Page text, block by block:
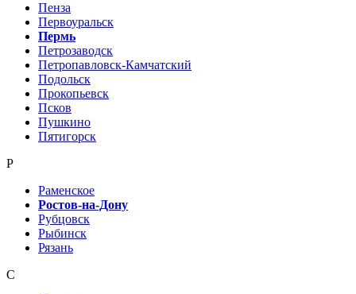
Пенза
Первоуральск
Пермь
Петрозаводск
Петропавловск-Камчатский
Подольск
Прокопьевск
Псков
Пушкино
Пятигорск
Р
Раменское
Ростов-на-Дону
Рубцовск
Рыбинск
Рязань
С